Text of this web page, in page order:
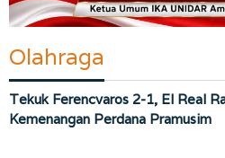
Olahraga
Tekuk Ferencvaros 2-1, El Real
Kemenangan Perdana Pramusim